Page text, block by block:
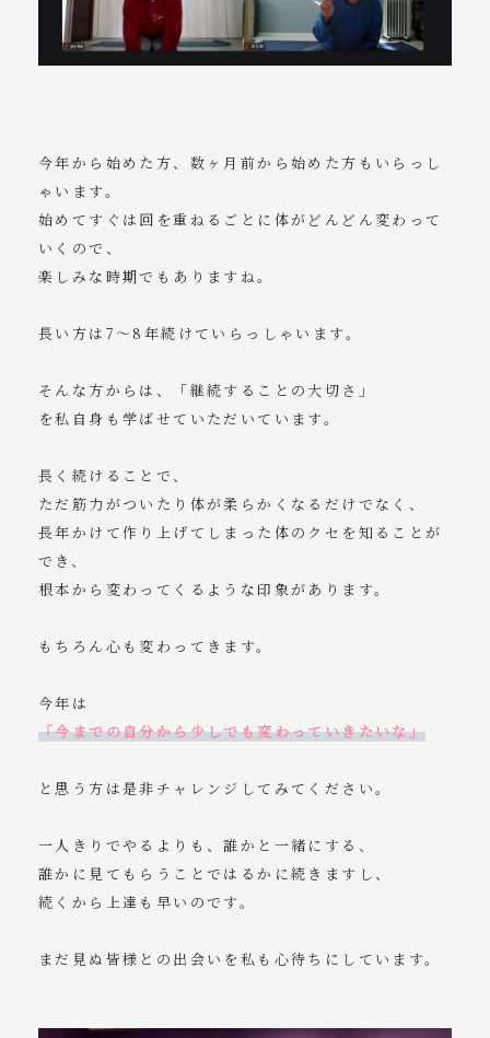
今年から始めた方、数ヶ月前から始めた方もいらっし
ゃいます。
始めてすぐは回を重ねるごとに体がどんどん変わって
いくので、
楽しみな時期でもありますね。
長い方は7〜8年続けていらっしゃいます。
そんな方からは、「継続することの大切さ」
を私自身も学ばせていただいています。
長く続けることで、
ただ筋力がついたり体が柔らかくなるだけでなく、
長年かけて作り上げてしまった体のクセを知ることが
でき、
根本から変わってくるような印象があります。
もちろん心も変わってきます。
今年は
「今までの自分から少しでも変わっていきたいな」
と思う方は是非チャレンジしてみてください。
一人きりでやるよりも、誰かと一緒にする、
誰かに見てもらうことではるかに続きますし、
続くから上達も早いのです。
まだ見ぬ皆様との出会いを私も心待ちにしています。